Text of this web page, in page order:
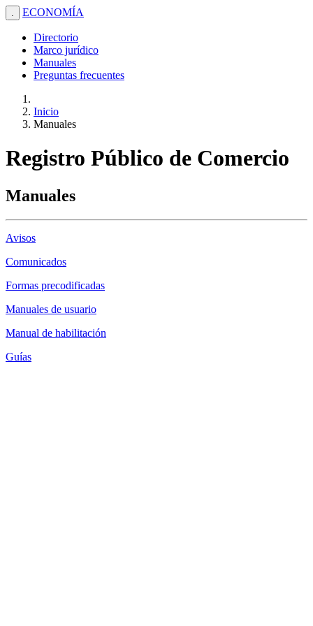
. ECONOMÍA
Directorio
Marco jurídico
Manuales
Preguntas frecuentes
Inicio
Manuales
Registro Público de Comercio
Manuales
Avisos
Comunicados
Formas precodificadas
Manuales de usuario
Manual de habilitación
Guías